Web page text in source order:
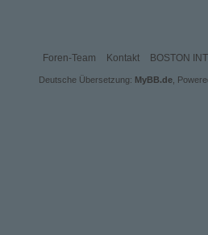
KANN SIE DOCH NIE DEN WAHREN
KONTAKT ZWISCHEN MENSCHEN ERSETZEN.
DEN SPAGAT ZWISCHEN LEIDENSCHAFT
Foren-Team Kontakt BOSTON
Deutsche Übersetzung: MyBB.de,